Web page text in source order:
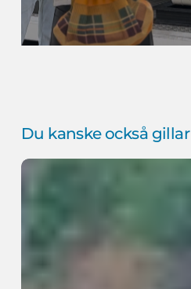
Du kanske också gillar